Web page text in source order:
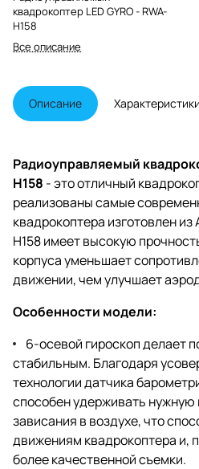
квадрокоптер LED GYRO - RWA-
H158
Все описание
Описание Характеристики
Радиоуправляемый
H158 - это отличный
реализованы самые
квадрокоптера изготовлен из
H158 имеет высокую
корпуса уменьшает
движении, чем улучшает
Особенности модели:
6-осевой гироскоп делает
стабильным. Благодаря
технологии датчика
способен удерживать нужную
зависания в воздухе, что
движениям квадрокоптера и,
более качественной съемки.